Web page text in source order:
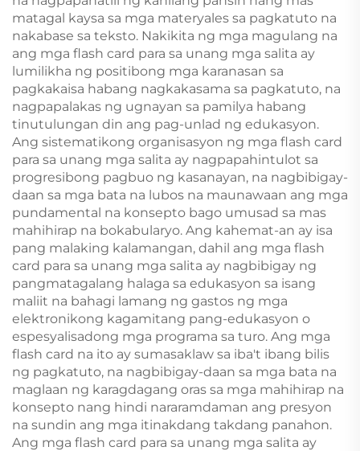
matagal kaysa sa mga materyales sa pagkatuto na
nakabase sa teksto. Nakikita ng mga magulang na
ang mga flash card para sa unang mga salita ay
lumilikha ng positibong mga karanasan sa
pagkakaisa habang nagkakasama sa pagkatuto, na
nagpapalakas ng ugnayan sa pamilya habang
tinutulungan din ang pag-unlad ng edukasyon.
Ang sistematikong organisasyon ng mga flash card
para sa unang mga salita ay nagpapahintulot sa
progresibong pagbuo ng kasanayan, na nagbibigay-
daan sa mga bata na lubos na maunawaan ang mga
pundamental na konsepto bago umusad sa mas
mahihirap na bokabularyo. Ang kahemat-an ay isa
pang malaking kalamangan, dahil ang mga flash
card para sa unang mga salita ay nagbibigay ng
pangmatagalang halaga sa edukasyon sa isang
maliit na bahagi lamang ng gastos ng mga
elektronikong kagamitang pang-edukasyon o
espesyalisadong mga programa sa turo. Ang mga
flash card na ito ay sumasaklaw sa iba't ibang bilis
ng pagkatuto, na nagbibigay-daan sa mga bata na
maglaan ng karagdagang oras sa mga mahihirap na
konsepto nang hindi nararamdaman ang presyon
na sundin ang mga itinakdang takdang panahon.
Ang mga flash card para sa unang mga salita ay